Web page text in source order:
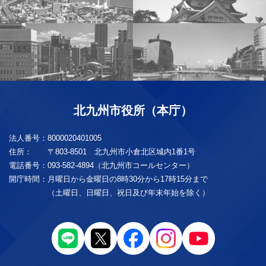
北九州市役所（本庁）
法人番号： 8000020401005
住所：
〒803-8501 北九州市小倉北区城内1番1号
電話番号： 093-582-4894（北九州市コールセンター）
開庁時間： 月曜日から金曜日の8時30分から17時15分まで
（土曜日、日曜日、祝日及び年末年始を除く）